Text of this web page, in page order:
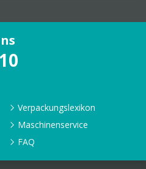
Verpackungslexikon
Maschinenservice
FAQ